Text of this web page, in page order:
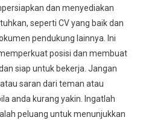
dan menyediakan
seperti CV yang baik dan
pendukung lainnya. Ini
posisi dan membuat
siap untuk bekerja. Jangan
saran dari teman atau
anda kurang yakin. Ingatlah
peluang untuk menunjukkan